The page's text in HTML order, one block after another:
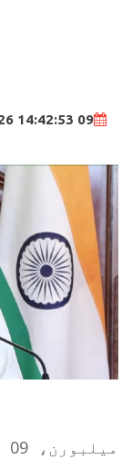
09 Jul 2026 14:42:53